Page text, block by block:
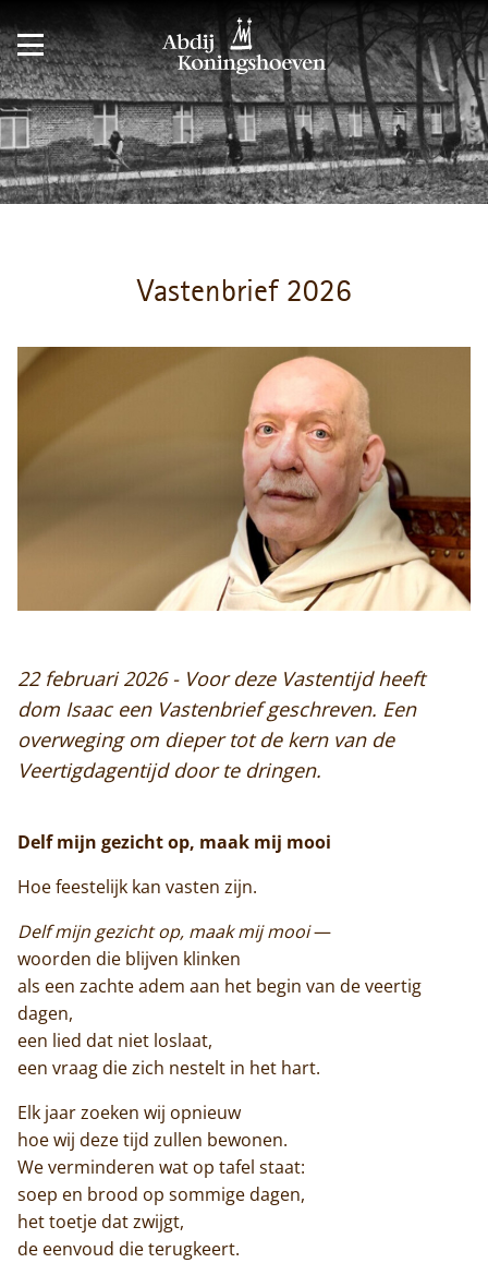
Vastenbrief 2026
22 februari 2026 - Voor deze Vastentijd heeft
dom Isaac een Vastenbrief geschreven. Een
overweging om dieper tot de kern van de
Veertigdagentijd door te dringen.
Delf mijn gezicht op, maak mij mooi
Hoe feestelijk kan vasten zijn.
Delf mijn gezicht op, maak mij mooi—
woorden die blijven klinken
als een zachte adem aan het begin van de veertig
dagen,
een lied dat niet loslaat,
een vraag die zich nestelt in het hart.
Elk jaar zoeken wij opnieuw
hoe wij deze tijd zullen bewonen.
We verminderen wat op tafel staat:
soep en brood op sommige dagen,
het toetje dat zwijgt,
de eenvoud die terugkeert.